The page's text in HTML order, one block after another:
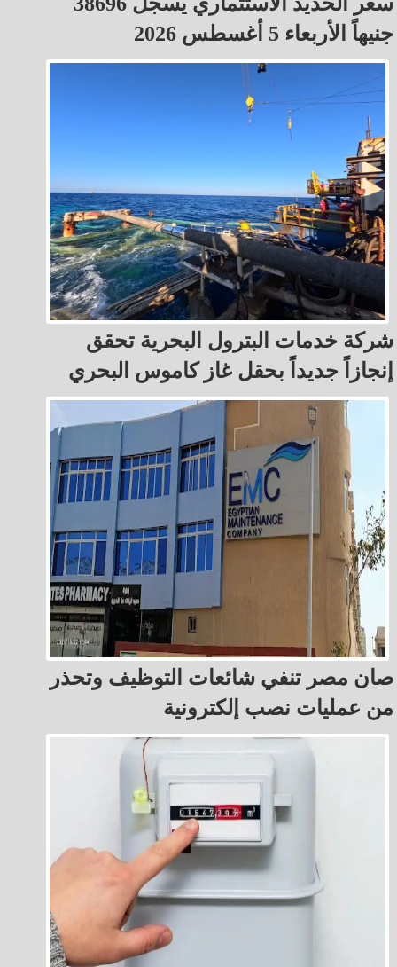
جنيهاً الأربعاء 5 أغسطس 2026
شركة خدمات البترول البحرية تحقق
إنجازاً جديداً بحقل غاز كاموس البحري
صان مصر تنفي شائعات التوظيف وتحذر
من عمليات نصب إلكترونية